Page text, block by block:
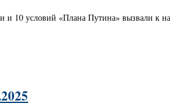
и 10 условий «Плана Путина»